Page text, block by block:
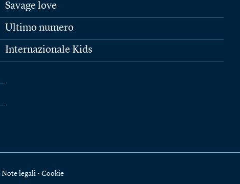
Savage love
Ultimo numero
Internazionale Kids
Note legali • Cookie